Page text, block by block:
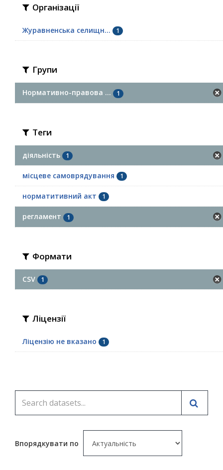
Організації
Журавненська селищн... 1
Групи
Нормативно-правова ... 1
Теги
діяльність 1
місцеве самоврядування 1
норматитивний акт 1
регламент 1
Формати
CSV 1
Ліцензії
Ліцензію не вказано 1
Впорядкувати по